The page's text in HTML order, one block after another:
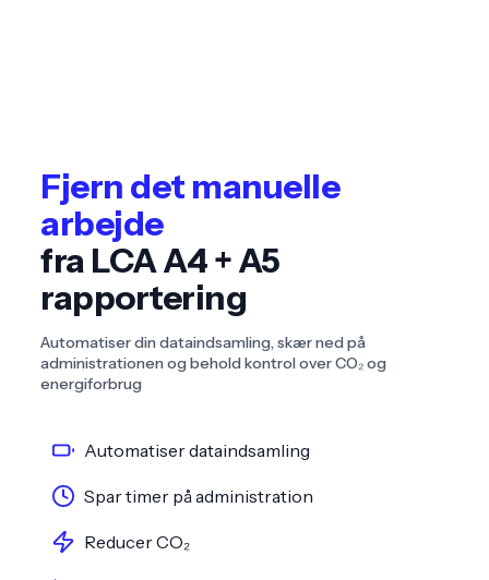
Fjern det manuelle
arbejde
fra LCA A4 + A5
rapportering
Automatiser din dataindsamling, skær ned på
administrationen og behold kontrol over CO₂ og
energiforbrug
Automatiser dataindsamling
Spar timer på administration
Reducer CO₂